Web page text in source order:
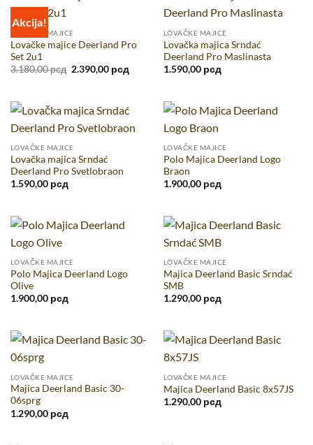
Akcija!
LOVAČKE MAJICE
Lovačke majice Deerland Pro
Set 2u1
3.180,00рсд Originalna
3.180,00 рсд.
2.390,00 рсдTrenutna
cena
LOVAČKE MAJICE
Lovačka majica Srndać
Deerland Pro Maslinasta
1.590,00 рсд
LOVAČKE MAJICE
Lovačka majica Srndać
Deerland Pro Svetlobraon
1.590,00 рсд
LOVAČKE MAJICE
Polo Majica Deerland Logo
Braon
1.900,00 рсд
LOVAČKE MAJICE
Polo Majica Deerland Logo
Olive
1.900,00 рсд
LOVAČKE MAJICE
Majica Deerland Basic Srndać
SMB
1.290,00 рсд
LOVAČKE MAJICE
Majica Deerland Basic 30-
06sprg
1.290,00 рсд
LOVAČKE MAJICE
Majica Deerland Basic 8x57JS
1.290,00 рсд